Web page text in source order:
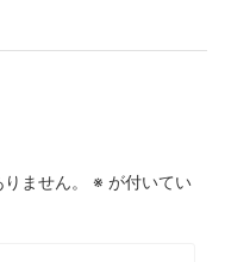
ません。 ※ が付いてい